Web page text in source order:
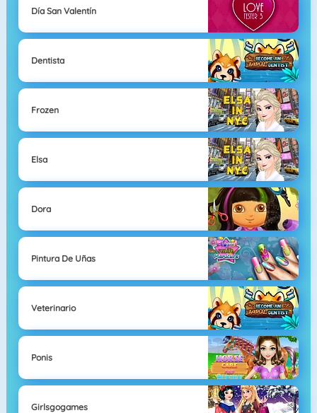
Día San Valentín
Dentista
Frozen
Elsa
Dora
Pintura De Uñas
Veterinario
Ponis
Girlsgogames